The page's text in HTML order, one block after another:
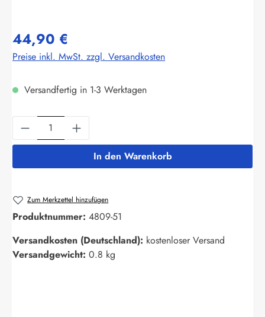
44,90 €
Preise inkl. MwSt. zzgl. Versandkosten
Versandfertig in 1-3 Werktagen
Produkt Anzahl: Gib den gewünschten
In den Warenkorb
Zum Merkzettel hinzufügen
Produktnummer: 4809-51
Versandkosten (Deutschland): kostenloser Versand
Versandgewicht: 0.8 kg